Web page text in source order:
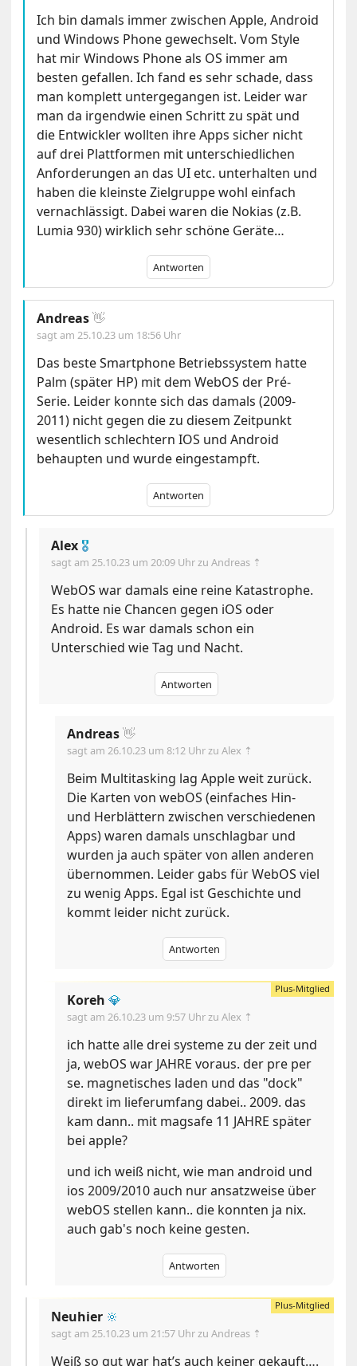
Ich bin damals immer zwischen Apple, Android
und Windows Phone gewechselt. Vom Style
hat mir Windows Phone als OS immer am
besten gefallen. Ich fand es sehr schade, dass
man komplett untergegangen ist. Leider war
man da irgendwie einen Schritt zu spät und
die Entwickler wollten ihre Apps sicher nicht
auf drei Plattformen mit unterschiedlichen
Anforderungen an das UI etc. unterhalten und
haben die kleinste Zielgruppe wohl einfach
vernachlässigt. Dabei waren die Nokias (z.B.
Lumia 930) wirklich sehr schöne Geräte…
Antworten
Andreas👋
sagt am25.10.23 um 18:56 Uhr
Das beste Smartphone Betriebssystem hatte
Palm (später HP) mit dem WebOS der Pré-
Serie. Leider konnte sich das damals (2009-
2011) nicht gegen die zu diesem Zeitpunkt
wesentlich schlechtern IOS und Android
behaupten und wurde eingestampft.
Antworten
Alex 🎖
sagt am25.10.23 um 20:09 Uhrzu Andreas ⇡
WebOS war damals eine reine Katastrophe.
Es hatte nie Chancen gegen iOS oder
Android. Es war damals schon ein
Unterschied wie Tag und Nacht.
Antworten
Andreas👋
sagt am26.10.23 um 8:12 Uhrzu Alex ⇡
Beim Multitasking lag Apple weit zurück.
Die Karten von webOS (einfaches Hin-
und Herblättern zwischen verschiedenen
Apps) waren damals unschlagbar und
wurden ja auch später von allen anderen
übernommen. Leider gabs für WebOS viel
zu wenig Apps. Egal ist Geschichte und
kommt leider nicht zurück.
Antworten
Koreh 💎
sagt am26.10.23 um 9:57 Uhrzu Alex ⇡
ich hatte alle drei systeme zu der zeit und
ja, webOS war JAHRE voraus. der pre per
se. magnetisches laden und das "dock"
direkt im lieferumfang dabei.. 2009. das
kam dann.. mit magsafe 11 JAHRE später
bei apple?
und ich weiß nicht, wie man android und
ios 2009/2010 auch nur ansatzweise über
webOS stellen kann.. die konnten ja nix.
auch gab's noch keine gesten.
Antworten
Neuhier 🔆
sagt am25.10.23 um 21:57 Uhrzu Andreas ⇡
Weiß so gut war hat’s auch keiner gekauft….